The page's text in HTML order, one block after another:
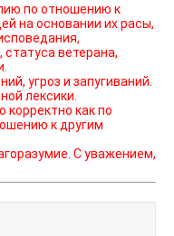
по отношению к
на основании их расы,
ветерана,
угроз и запугиваний.
лексики.
корректно как по
к другим
С уважением,